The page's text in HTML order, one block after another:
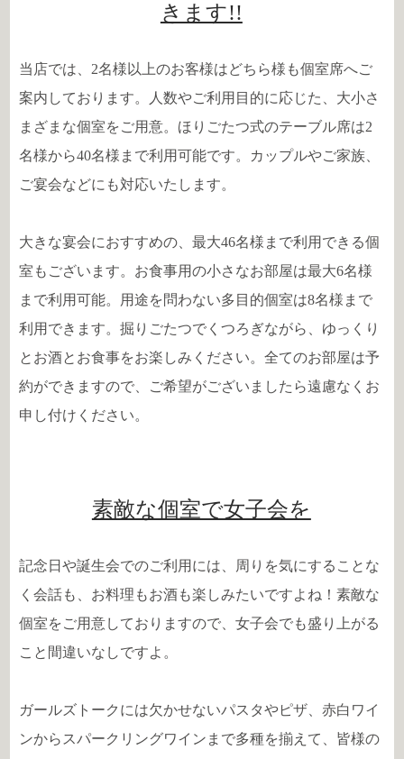
きます!!
当店では、2名様以上のお客様はどちら様も個室席へご
案内しております。人数やご利用目的に応じた、大小さ
まざまな個室をご用意。ほりごたつ式のテーブル席は2
名様から40名様まで利用可能です。カップルやご家族、
ご宴会などにも対応いたします。
大きな宴会におすすめの、最大46名様まで利用できる個
室もございます。お食事用の小さなお部屋は最大6名様
まで利用可能。用途を問わない多目的個室は8名様まで
利用できます。掘りごたつでくつろぎながら、ゆっくり
とお酒とお食事をお楽しみください。全てのお部屋は予
約ができますので、ご希望がございましたら遠慮なくお
申し付けください。
素敵な個室で女子会を
記念日や誕生会でのご利用には、周りを気にすることな
く会話も、お料理もお酒も楽しみたいですよね！素敵な
個室をご用意しておりますので、女子会でも盛り上がる
こと間違いなしですよ。
ガールズトークには欠かせないパスタやピザ、赤白ワイ
ンからスパークリングワインまで多種を揃えて、皆様の